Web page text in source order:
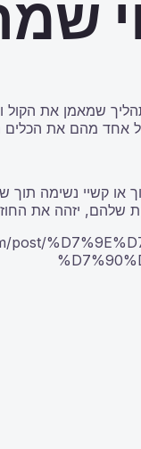
שמאמן את הקול
מהם את הכלים
או קשיי נשימה
שלהם, יזהה את
post/